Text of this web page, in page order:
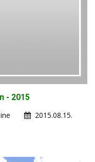
- 2015
2015.08.15.